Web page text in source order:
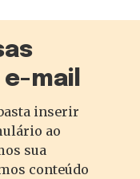
mail
inserir
ao
sua
conteúdo